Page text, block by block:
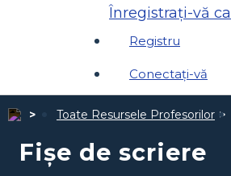
Înregistrați-vă
Registru
Conectați-vă
Toate Resursele Profesorilor
Fișe de scriere